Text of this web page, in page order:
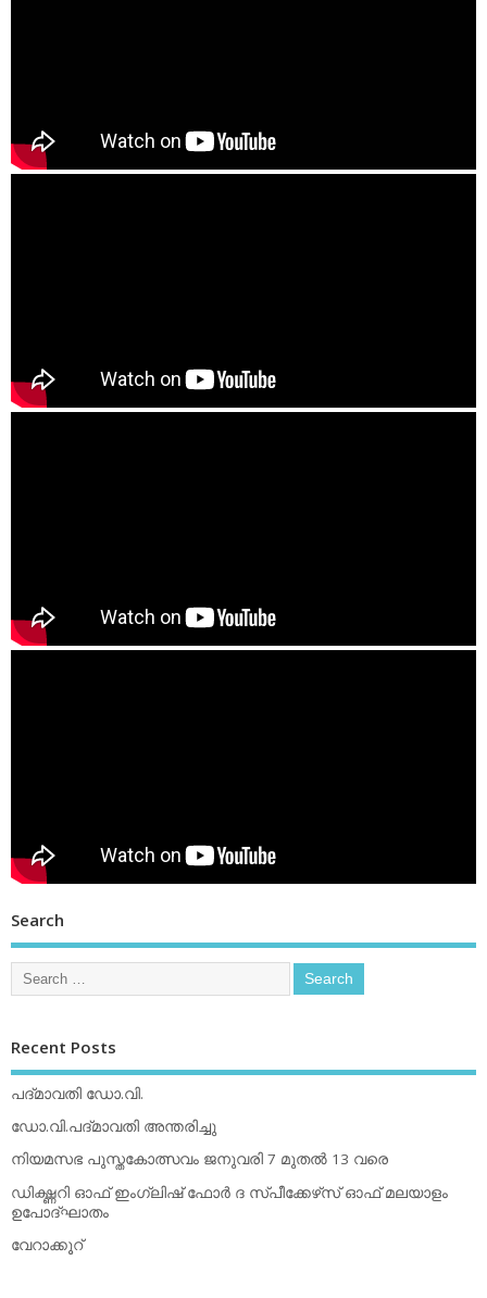
Search
Recent Posts
പദ്മാവതി ഡോ.വി.
ഡോ.വി.പദ്മാവതി അന്തരിച്ചു
നിയമസഭ പുസ്തകോത്സവം ജനുവരി 7 മുതല്‍ 13 വരെ
ഡിക്ഷ്ണറി ഓഫ് ഇംഗ്ലിഷ് ഫോര്‍ ദ സ്പീക്കേഴ്‌സ് ഓഫ് മലയാളം
ഉപോദ്ഘാതം
വേറാക്കൂറ്